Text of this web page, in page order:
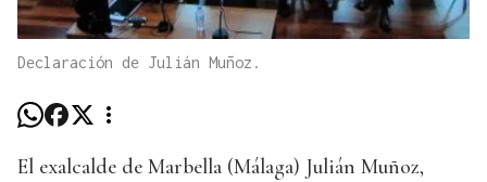
Declaración de Julián Muñoz.
El exalcalde de Marbella (Málaga) Julián Muñoz,